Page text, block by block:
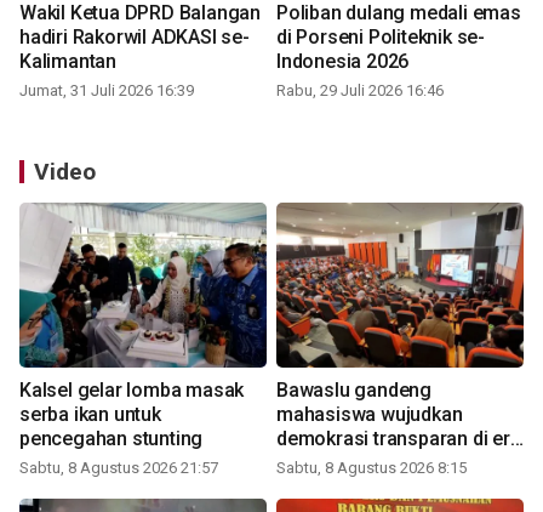
Wakil Ketua DPRD Balangan
hadiri Rakorwil ADKASI se-
Kalimantan
Jumat, 31 Juli 2026 16:39
Poliban dulang medali emas
di Porseni Politeknik se-
Indonesia 2026
Rabu, 29 Juli 2026 16:46
Video
Kalsel gelar lomba masak
serba ikan untuk
pencegahan stunting
Sabtu, 8 Agustus 2026 21:57
Bawaslu gandeng
mahasiswa wujudkan
demokrasi transparan di era
digital
Sabtu, 8 Agustus 2026 8:15